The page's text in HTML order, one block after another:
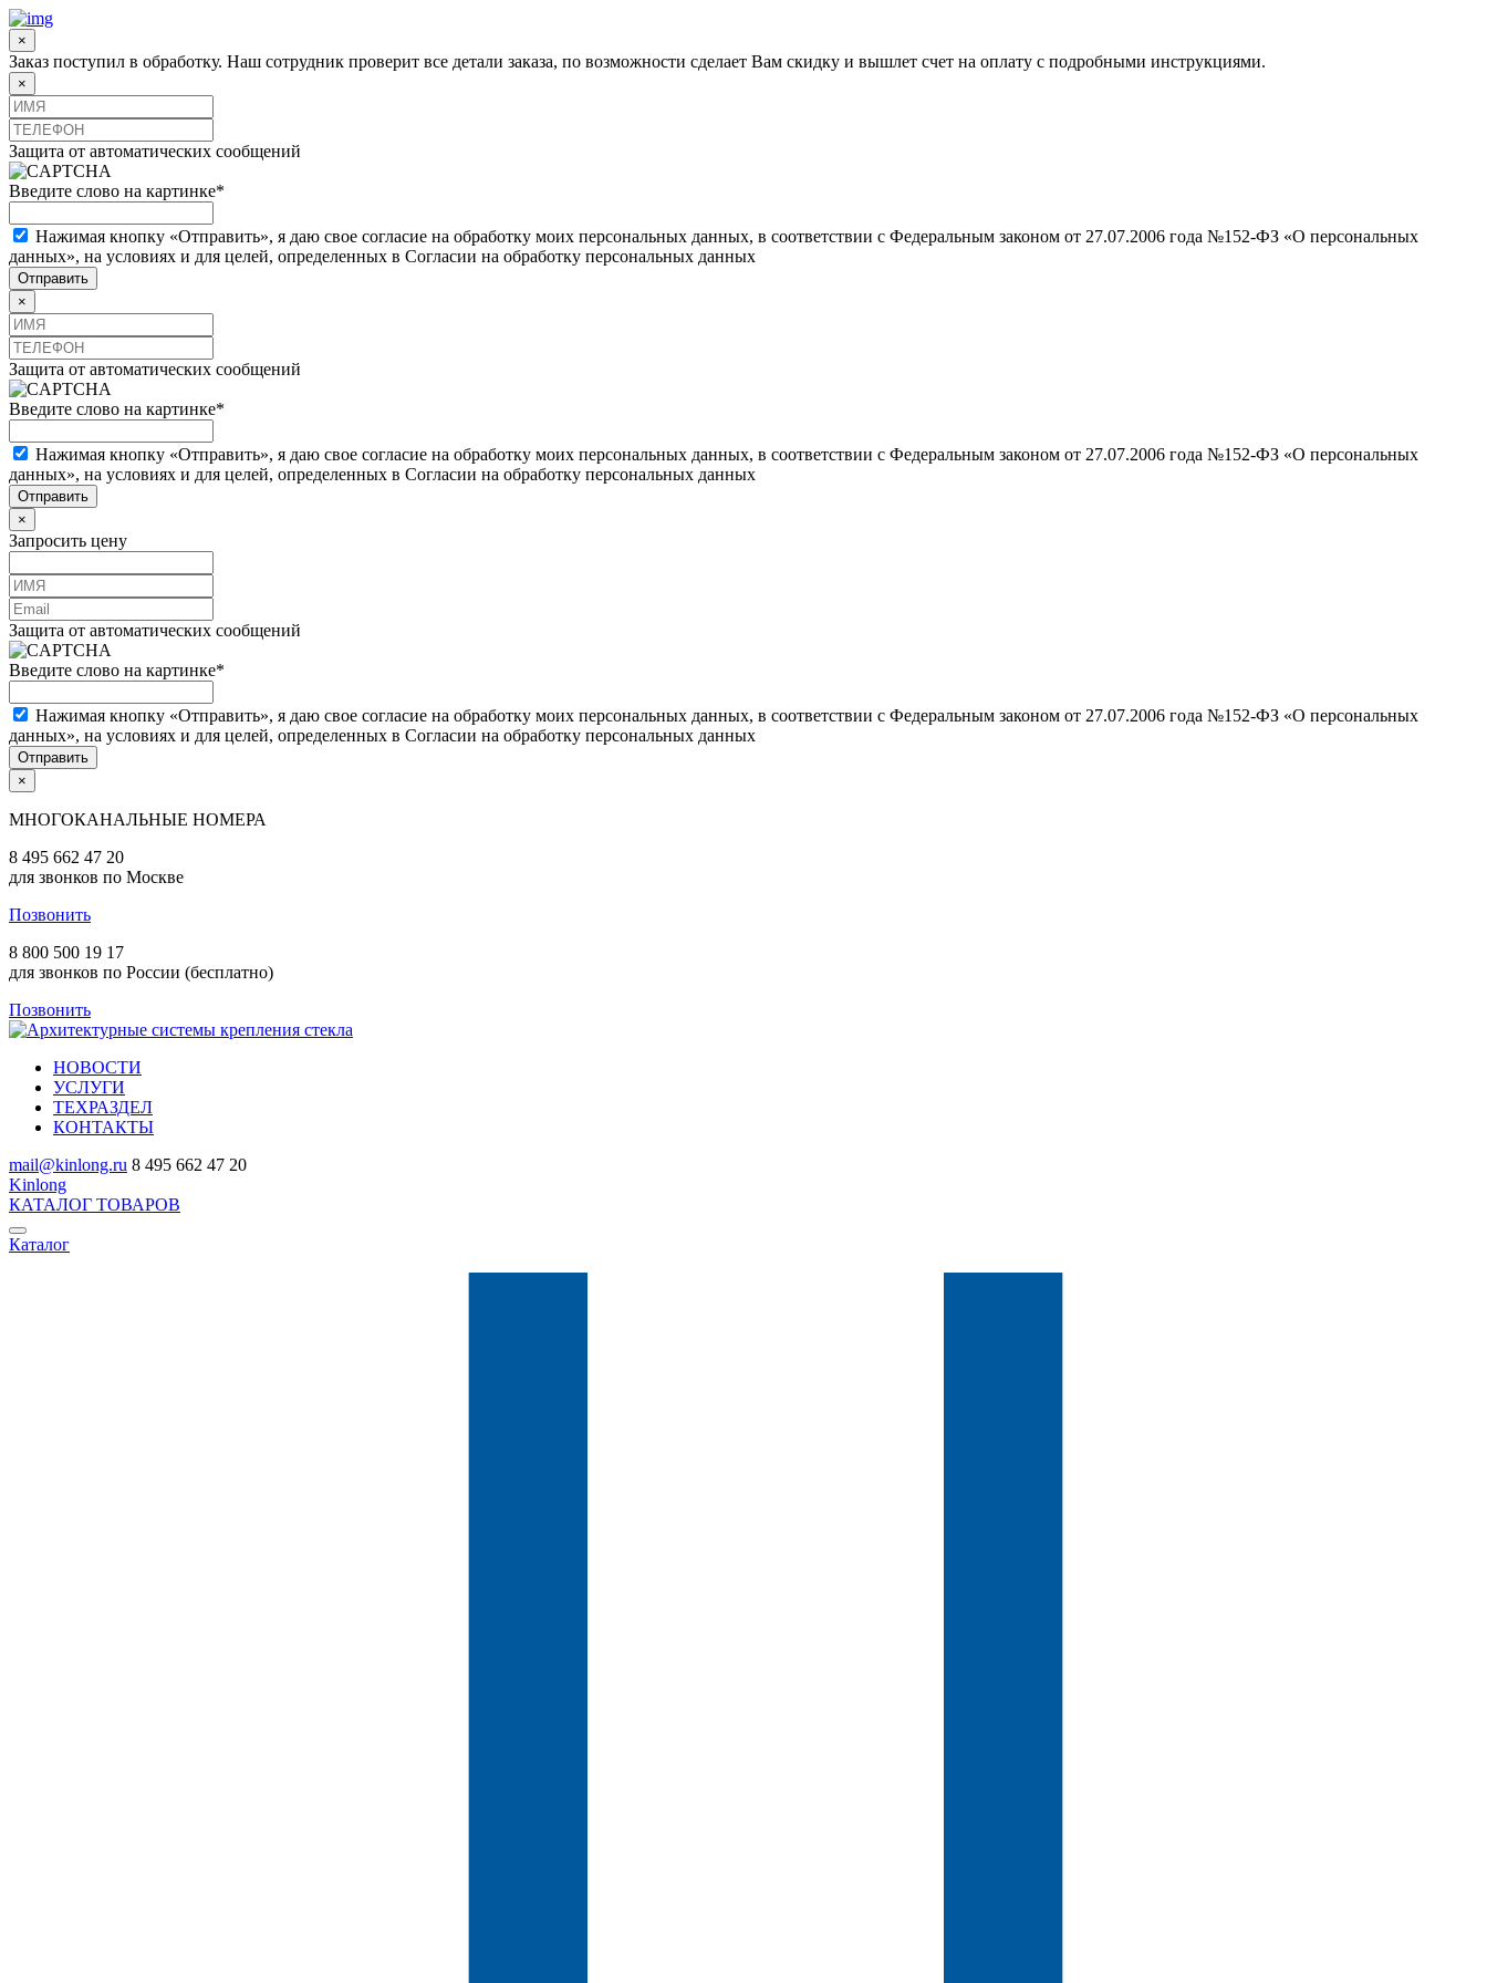
×
Заказ поступил в обработку. Наш сотрудник проверит все детали заказа, по возможности сделает Вам скидку и вышлет счет на оплату с подробными инструкциями.
×
Защита от автоматических сообщений
Введите слово на картинке*
Нажимая кнопку «Отправить», я даю свое согласие на обработку моих персональных данных, в соответствии с Федеральным законом от 27.07.2006 года №152-ФЗ «О персональных
данных», на условиях и для целей, определенных в Согласии на обработку персональных данных
×
Защита от автоматических сообщений
Введите слово на картинке*
Нажимая кнопку «Отправить», я даю свое согласие на обработку моих персональных данных, в соответствии с Федеральным законом от 27.07.2006 года №152-ФЗ «О персональных
данных», на условиях и для целей, определенных в Согласии на обработку персональных данных
×
Запросить цену
Защита от автоматических сообщений
Введите слово на картинке*
Нажимая кнопку «Отправить», я даю свое согласие на обработку моих персональных данных, в соответствии с Федеральным законом от 27.07.2006 года №152-ФЗ «О персональных
данных», на условиях и для целей, определенных в Согласии на обработку персональных данных
×
МНОГОКАНАЛЬНЫЕ НОМЕРА
8 495 662 47 20
для звонков по Москве
Позвонить
8 800 500 19 17
для звонков по России (бесплатно)
Позвонить
НОВОСТИ
УСЛУГИ
ТЕХРАЗДЕЛ
КОНТАКТЫ
mail@kinlong.ru 8 495 662 47 20
Kinlong
КАТАЛОГ ТОВАРОВ
Каталог